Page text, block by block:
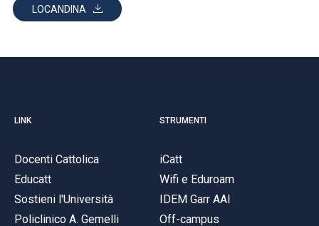
LOCANDINA
LINK
Docenti Cattolica
Educatt
Sostieni l'Università
Policlinico A. Gemelli
STRUMENTI
iCatt
Wifi e Eduroam
IDEM Garr AAI
Off-campus